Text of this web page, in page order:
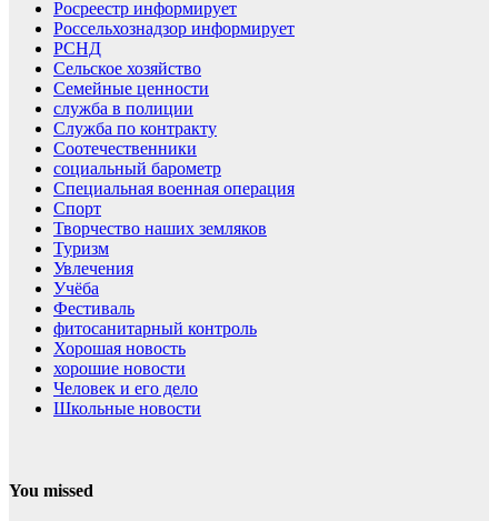
Росреестр информирует
Россельхознадзор информирует
РСНД
Сельское хозяйство
Семейные ценности
служба в полиции
Служба по контракту
Соотечественники
социальный барометр
Специальная военная операция
Спорт
Творчество наших земляков
Туризм
Увлечения
Учёба
Фестиваль
фитосанитарный контроль
Хорошая новость
хорошие новости
Человек и его дело
Школьные новости
You missed